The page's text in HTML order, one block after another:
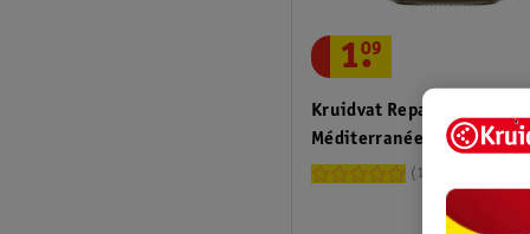
Kruidvat Repas Bio
Méditerranéens 8+M
1.
09
1